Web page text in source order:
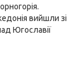
вийшли зі
Югославії